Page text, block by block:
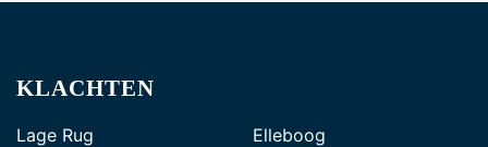
KLACHTEN
Lage Rug Elleboog